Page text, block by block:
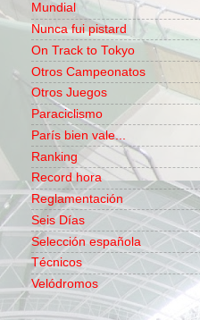
Mundial
Nunca fui pistard
On Track to Tokyo
Otros Campeonatos
Otros Juegos
Paraciclismo
París bien vale...
Ranking
Record hora
Reglamentación
Seis Días
Selección española
Técnicos
Velódromos